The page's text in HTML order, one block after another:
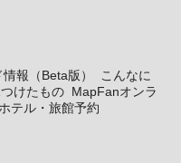
報（Beta版）
こんなに
けたもの MapFanオンラ
テル・旅館予約